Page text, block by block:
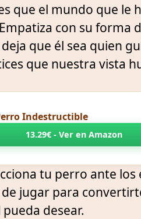
que el mundo que le
con su forma
que él sea quien
que nuestra vista
Indestructible
13.29€ - Ver en Amazon
tu perro ante los
jugar para
desear.